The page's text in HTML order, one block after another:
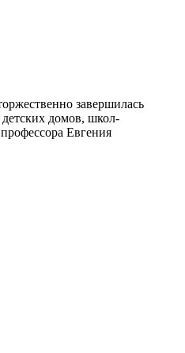
завершилась
детских домов, школ-
Евгения